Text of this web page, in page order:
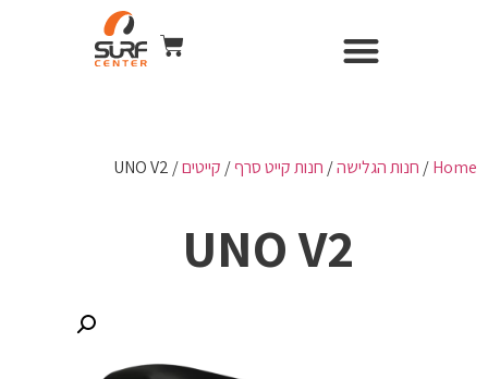
Home
/ חנות הגלישה/ חנות קייט סרף/ קייטים/ UNO V2
UNO V2